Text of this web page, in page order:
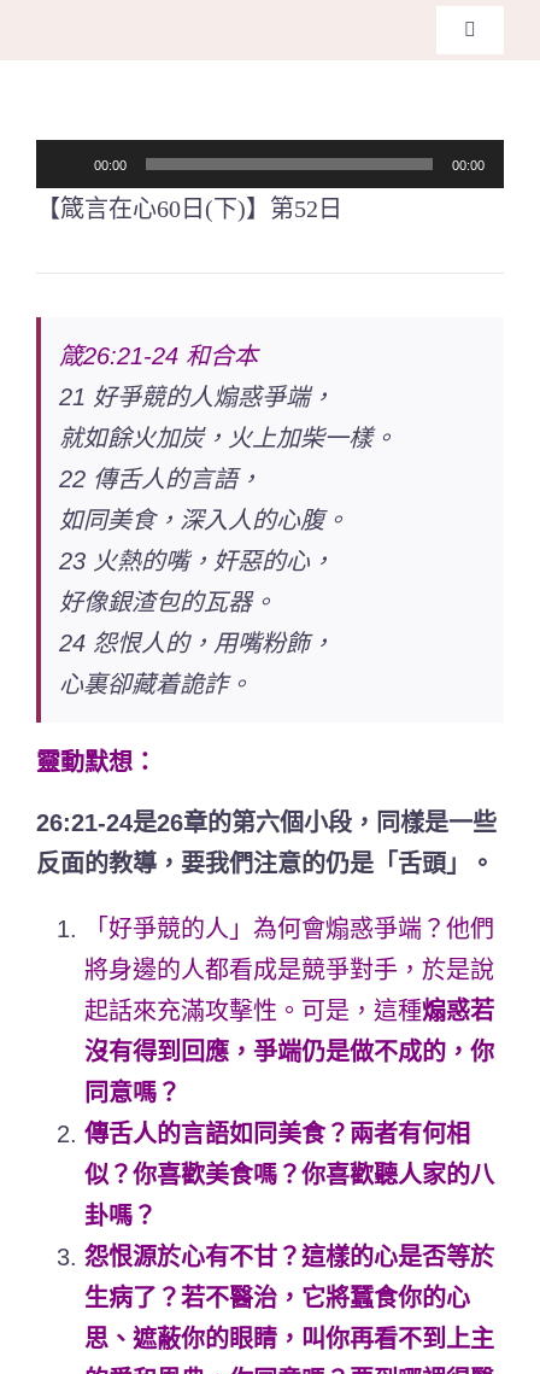
關於我
訊
放
器
00:00 00:00
【箴言在心60日(下)】第52日
箴26:21-24 和合本
21 好爭競的人煽惑爭端，
就如餘火加炭，火上加柴一樣。
22 傳舌人的言語，
如同美食，深入人的心腹。
23 火熱的嘴，奸惡的心，
好像銀渣包的瓦器。
24 怨恨人的，用嘴粉飾，
心裏卻藏着詭詐。
靈動默想：
26:21-24是26章的第六個小段，同樣是一些
反面的教導，要我們注意的仍是「舌頭」。
「好爭競的人」為何會煽惑爭端？他們
將身邊的人都看成是競爭對手，於是說
起話來充滿攻擊性。可是，這種煽惑若
沒有得到回應，爭端仍是做不成的，你
同意嗎？
傳舌人的言語如同美食？兩者有何相
似？你喜歡美食嗎？你喜歡聽人家的八
卦嗎？
怨恨源於心有不甘？這樣的心是否等於
生病了？若不醫治，它將蠶食你的心
思、遮蔽你的眼睛，叫你再看不到上主